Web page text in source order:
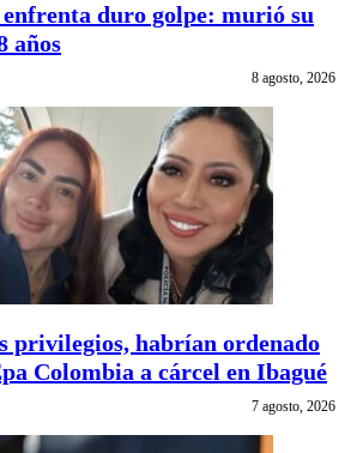
duro golpe: murió su
años
8 agosto, 2026
privilegios, habrían ordenado
Colombia a cárcel en Ibagué
7 agosto, 2026